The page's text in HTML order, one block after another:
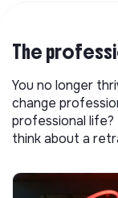
The
You no longer
change
professional
think about a